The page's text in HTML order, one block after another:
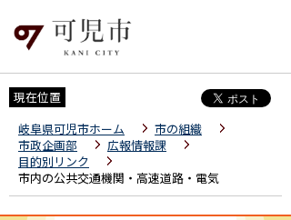
現在位置
岐阜県可児市ホーム
市の組織
市政企画部
広報情報課
目的別リンク
市内の公共交通機関・高速道路・電気